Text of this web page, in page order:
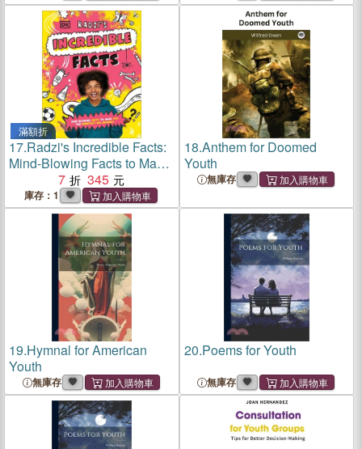
滿額折
17.Radzi's Incredible Facts:
Mind-Blowing Facts to Make
You the Smartest Kid
Around!
7 345
庫存：1
18.Anthem for Doomed
Youth
無庫存
19.Hymnal for American
Youth
無庫存
20.Poems for Youth
無庫存